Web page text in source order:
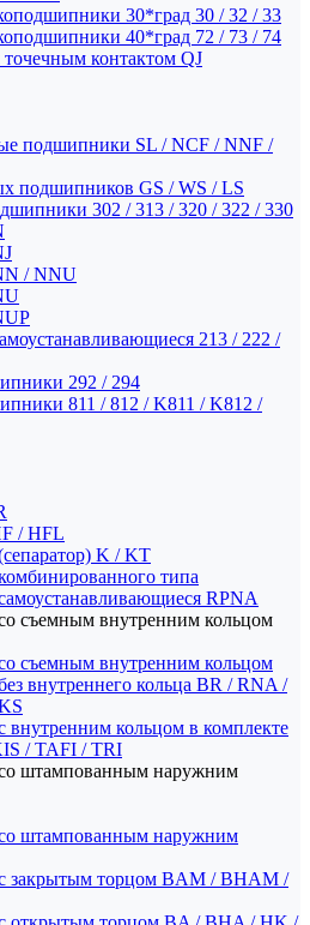
30*град 30 / 32 / 33
40*град 72 / 73 / 74
контактом QJ
подшипники SL / NCF / NNF /
подшипников GS / WS / LS
302 / 313 / 320 / 322 / 330
/ NNU
213 / 222 /
292 / 294
811 / 812 / K811 / K812 /
/ HFL
K / KT
типа
RPNA
съемным внутренним кольцом
съемным внутренним кольцом
внутреннего кольца BR / RNA /
кольцом в комплекте
/ TAFI / TRI
штампованным наружним
штампованным наружним
закрытым торцом BAM / BHAM /